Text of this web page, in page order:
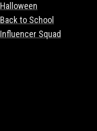
Halloween
Back to School
Influencer Squad